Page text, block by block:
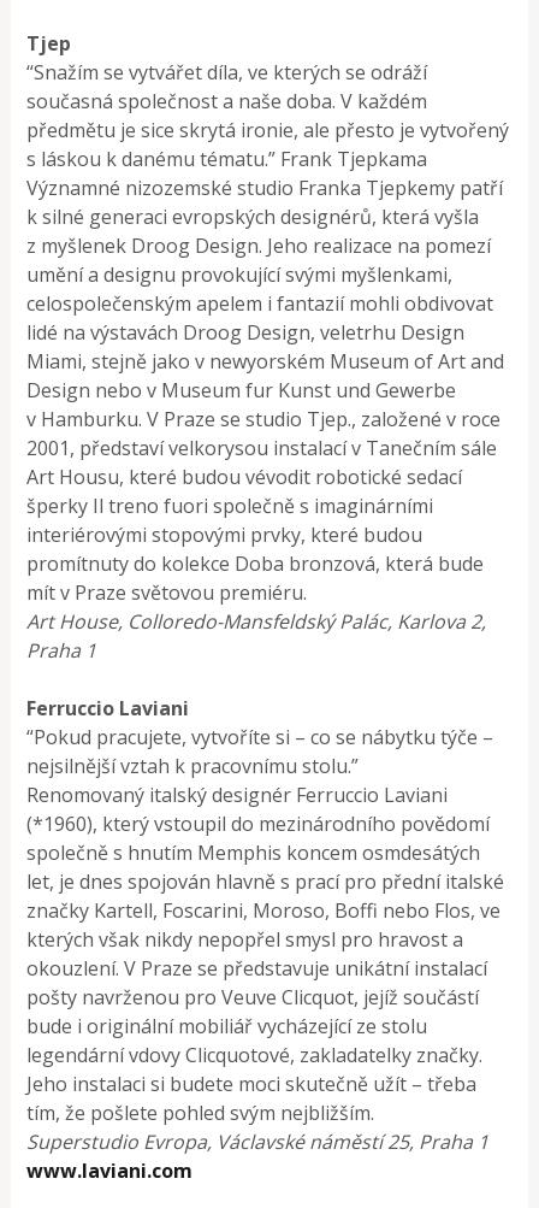
Tjep
“Snažím se vytvářet díla, ve kterých se odráží
současná společnost a naše doba. V každém
předmětu je sice skrytá ironie, ale přesto je vytvořený
s láskou k danému tématu.” Frank Tjepkama
Významné nizozemské studio Franka Tjepkemy patří
k silné generaci evropských designérů, která vyšla
z myšlenek Droog Design. Jeho realizace na pomezí
umění a designu provokující svými myšlenkami,
celospolečenským apelem i fantazií mohli obdivovat
lidé na výstavách Droog Design, veletrhu Design
Miami, stejně jako v newyorském Museum of Art and
Design nebo v Museum fur Kunst und Gewerbe
v Hamburku. V Praze se studio Tjep., založené v roce
2001, představí velkorysou instalací v Tanečním sále
Art Housu, které budou vévodit robotické sedací
šperky Il treno fuori společně s imaginárními
interiérovými stopovými prvky, které budou
promítnuty do kolekce Doba bronzová, která bude
mít v Praze světovou premiéru.
Art House, Colloredo-Mansfeldský Palác, Karlova 2,
Praha 1
Ferruccio Laviani
“Pokud pracujete, vytvoříte si – co se nábytku týče –
nejsilnější vztah k pracovnímu stolu.”
Renomovaný italský designér Ferruccio Laviani
(*1960), který vstoupil do mezinárodního povědomí
společně s hnutím Memphis koncem osmdesátých
let, je dnes spojován hlavně s prací pro přední italské
značky Kartell, Foscarini, Moroso, Boffi nebo Flos, ve
kterých však nikdy nepopřel smysl pro hravost a
okouzlení. V Praze se představuje unikátní instalací
pošty navrženou pro Veuve Clicquot, jejíž součástí
bude i originální mobiliář vycházející ze stolu
legendární vdovy Clicquotové, zakladatelky značky.
Jeho instalaci si budete moci skutečně užít – třeba
tím, že pošlete pohled svým nejbližším.
Superstudio Evropa, Václavské náměstí 25, Praha 1
www.laviani.com